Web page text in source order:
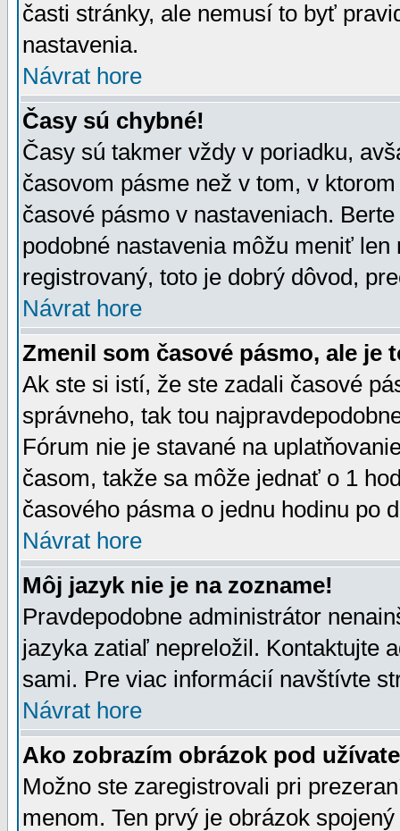
časti stránky, ale nemusí to byť
nastavenia.
Návrat hore
Časy sú chybné!
Časy sú takmer vždy v poriadku,
časovom pásme než v tom, v
časové pásmo v nastaveniach.
podobné nastavenia môžu meniť
registrovaný, toto je dobrý dôvod,
Návrat hore
Zmenil som časové pásmo, ale je
Ak ste si istí, že ste zadali časové
správneho, tak tou
Fórum nie je stavané na
časom, takže sa môže jednať o 1
časového pásma o jednu hodinu po
Návrat hore
Môj jazyk nie je na zozname!
Pravdepodobne administrátor
jazyka zatiaľ nepreložil. Kontaktujte
sami. Pre viac informácií navštívte
Návrat hore
Ako zobrazím obrázok pod
Možno ste zaregistrovali pri
menom. Ten prvý je obrázok